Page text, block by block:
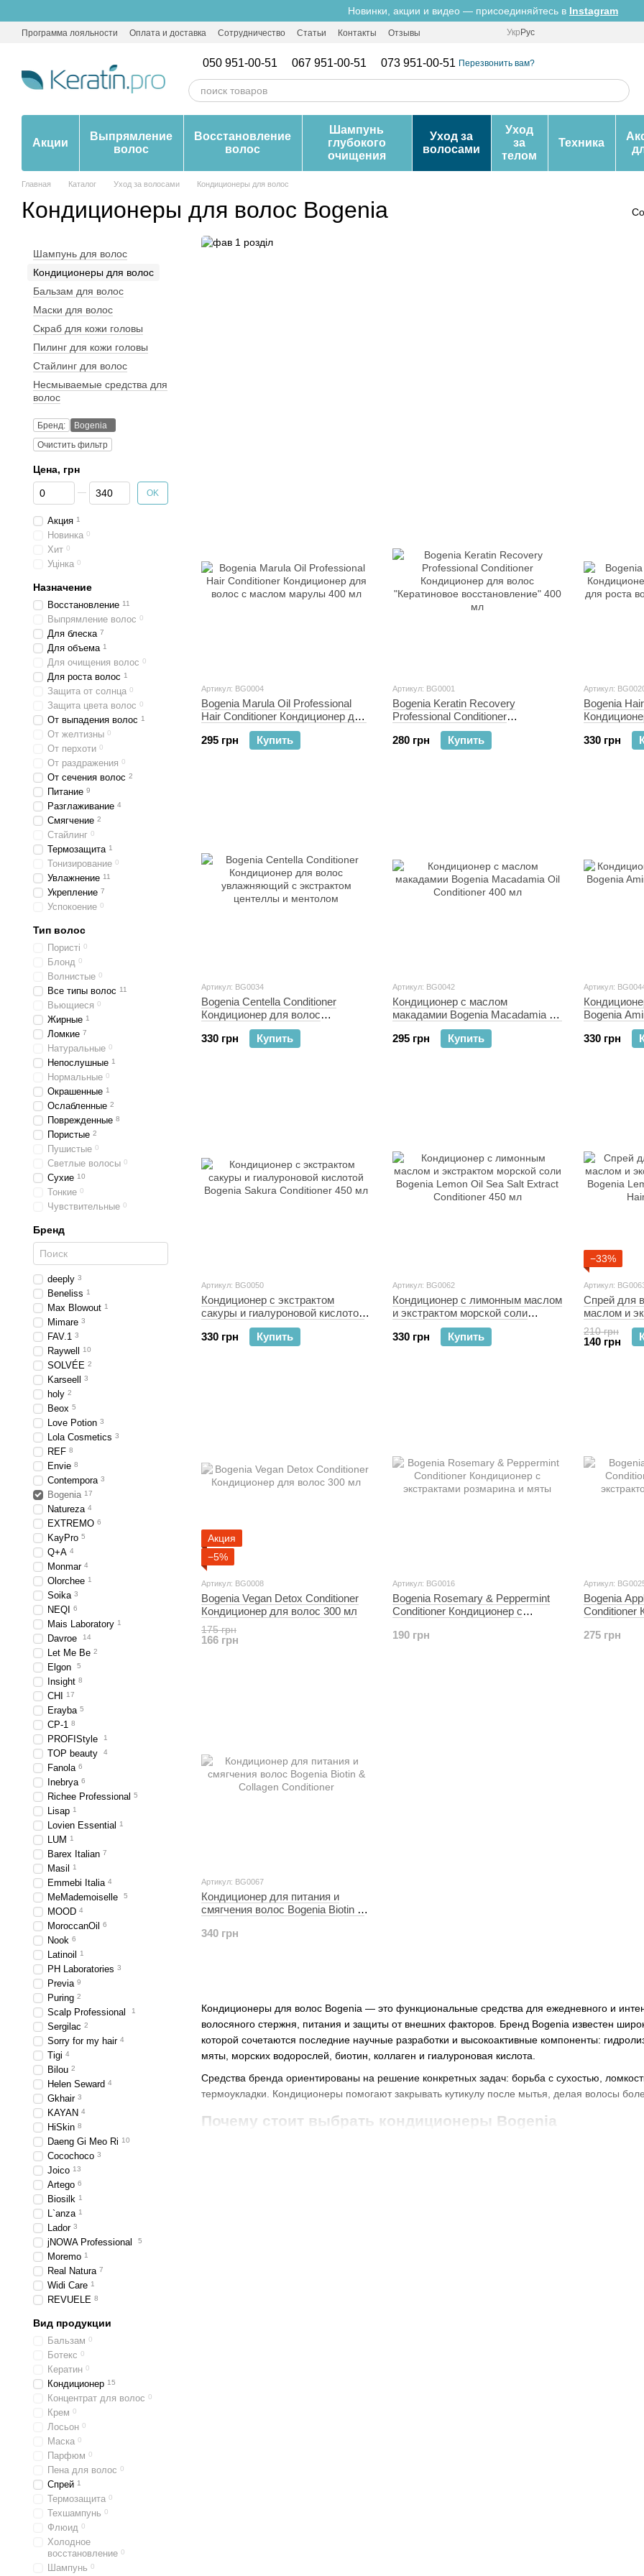
Новинки, акции и видео — присоединяйтесь в Instagram
Программа лояльности Оплата и доставка Сотрудничество Статьи Контакты Отзывы Укр Рус
050 951-00-51 067 951-00-51 073 951-00-51 Перезвонить вам?
Акции
Выпрямление
волос
Восстановление
волос
Шампунь
глубокого
очищения
Уход за
волосами
Уход
за
телом
Техника
Главная Каталог Уход за волосами Кондиционеры для волос
Кондиционеры для волос Bogenia
Кондиционеры для волос Bogenia — это функциональные средства для ежедневного и
волосяного стержня, питания и защиты от внешних факторов. Бренд Bogenia известен
которой сочетаются последние научные разработки и высокоактивные компоненты:
мяты, морских водорослей, биотин, коллаген и гиалуроновая кислота.
Средства бренда ориентированы на решение конкретных задач: борьба с сухостью,
термоукладки. Кондиционеры помогают закрывать кутикулу после мытья, делая волосы
Почему стоит выбрать кондиционеры Bogenia
Артикул: BG0004
Bogenia Marula Oil Professional
Hair Conditioner Кондиционер для
волос с маслом марулы 400 мл
295 грн
Купить
Артикул: BG0001
Bogenia Keratin Recovery
Professional Conditioner
Кондиционер для волос
"Кератиновое восстановление"
280 грн Купить
Артикул:
Bogenia
для роста
мл
330 грн
Артикул: BG0034
Bogenia Centella Conditioner
Кондиционер для волос
увлажняющий с экстрактом
центеллы и ментолом
330 грн Купить
Артикул: BG0042
Кондиционер с маслом
макадамии Bogenia Macadamia Oil
Conditioner 400 мл
295 грн
Купить
Артикул:
Bogenia
330 грн
Артикул: BG0050
Кондиционер с экстрактом
сакуры и гиалуроновой кислотой
Bogenia Sakura Conditioner 450 мл
330 грн
Купить
Артикул: BG0062
Кондиционер с лимонным маслом
и экстрактом морской соли
Bogenia Lemon Oil Sea Salt Extract
Conditioner 450 мл
330 грн Купить
−33%
Артикул:
Спрей для
маслом и
соли
Extract Hair
210 грн
140 грн
Акция
−5%
Артикул: BG0008
Bogenia Vegan Detox Conditioner
Кондиционер для волос 300 мл
175 грн
166 грн
Артикул: BG0016
Bogenia Rosemary & Peppermint
Conditioner Кондиционер с
190 грн
Артикул:
Bogenia
Conditioner
275 грн
Артикул: BG0067
Кондиционер для питания и
смягчения волос Bogenia Biotin &
340 грн
Шампунь для волос
Кондиционеры для волос
Бальзам для волос
Маски для волос
Скраб для кожи головы
Пилинг для кожи головы
Стайлинг для волос
Несмываемые средства для
волос
Бренд:
Bogenia
Очистить фильтр
Цена, грн
От Цена, грн
До Цена, грн OK
Акция 1
Новинка 0
Хит 0
Уцінка 0
Назначение
Восстановление 11
Выпрямление волос 0
Для блеска 7
Для объема 1
Для очищения волос 0
Для роста волос 1
Защита от солнца 0
Защита цвета волос 0
От выпадения волос 1
От желтизны 0
От перхоти 0
От раздражения 0
От сечения волос 2
Питание 9
Разглаживание 4
Смягчение 2
Стайлинг 0
Термозащита 1
Тонизирование 0
Увлажнение 11
Укрепление 7
Успокоение 0
Тип волос
Пористі 0
Блонд 0
Волнистые 0
Все типы волос 11
Вьющиеся 0
Жирные 1
Ломкие 7
Натуральные 0
Непослушные 1
Нормальные 0
Окрашенные 1
Ослабленные 2
Поврежденные 8
Пористые 2
Пушистые 0
Светлые волосы 0
Сухие 10
Тонкие 0
Чувствительные 0
Бренд
deeply 3
Beneliss 1
Max Blowout 1
Mimare 3
FAV.1 3
Raywell 10
SOLVÉE 2
Karseell 3
holy 2
Beox 5
Love Potion 3
Lola Cosmetics 3
REF 8
Envie 8
Contempora 3
Bogenia 17
Natureza 4
EXTREMO 6
KayPro 5
Q+A 4
Monmar 4
Olorchee 1
Soika 3
NEQI 6
Mais Laboratory 1
Davroe 14
Let Me Be 2
Elgon 5
Insight 8
CHI 17
Erayba 5
CP-1 8
PROFIStyle 1
TOP beauty 4
Fanola 6
Inebrya 6
Richee Professional 5
Lisap 1
Lovien Essential 1
LUM 1
Barex Italian 7
Masil 1
Emmebi Italia 4
MeMademoiselle 5
MOOD 4
MoroccanOil 6
Nook 6
Latinoil 1
PH Laboratories 3
Previa 9
Puring 2
Scalp Professional 1
Sergilac 2
Sorry for my hair 4
Tigi 4
Bilou 2
Helen Seward 4
Gkhair 3
KAYAN 4
HiSkin 8
Daeng Gi Meo Ri 10
Cocochoco 3
Joico 13
Artego 6
Biosilk 1
L`anza 1
Lador 3
jNOWA Professional 5
Moremo 1
Real Natura 7
Widi Care 1
REVUELE 8
Вид продукции
Бальзам 0
Ботекс 0
Кератин 0
Кондиционер 15
Концентрат для волос 0
Крем 0
Лосьон 0
Маска 0
Парфюм 0
Пена для волос 0
Спрей 1
Термозащита 0
Техшампунь 0
Флюид 0
Холодное
восстановление 0
Шампунь 0